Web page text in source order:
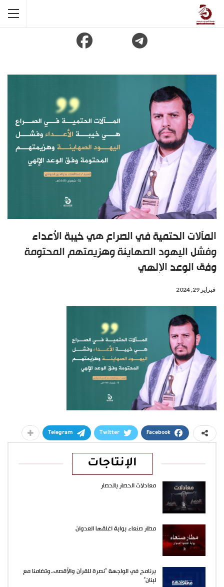
المآلات الحتمية في الصراع هي خيبة الأعداء
وفشل اليهود الصهاينة وهزيمتهم المحتومة
وفق الوعد الإلهي
فبراير 29, 2024
Facebook
Twitter
Telegram
الإنتاجات
معادلات الحصار بالحصار
مطار صنعاء بوابة اغلقها العدوان
برنامج في الواجهة “نصرة للقرآن والأقصى..وتضامنا مع
لبنان”